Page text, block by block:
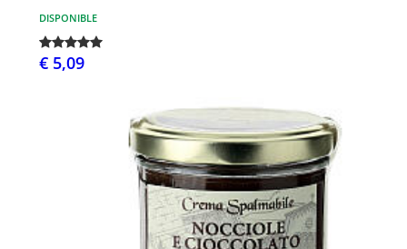
DISPONIBLE
€ 5,09